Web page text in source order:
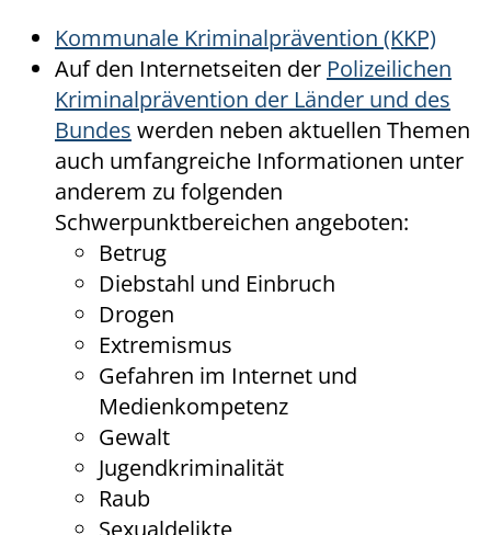
Kommunale Kriminalprävention (KKP)
Auf den Internetseiten der Polizeilichen
Kriminalprävention der Länder und des
Bundes werden neben aktuellen Themen
auch umfangreiche Informationen unter
anderem zu folgenden
Schwerpunktbereichen angeboten:
Betrug
Diebstahl und Einbruch
Drogen
Extremismus
Gefahren im Internet und
Medienkompetenz
Gewalt
Jugendkriminalität
Raub